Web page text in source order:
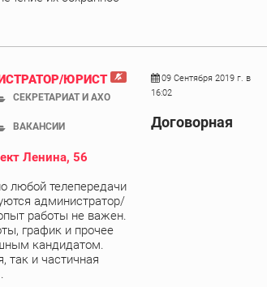
ЮРИСТ
СЕКРЕТАРИАТ И АХО
ВАКАНСИИ
Ленина, 56
любой телепередачи
администратор/
работы не важен.
график и прочее
кандидатом.
так и частичная
09 Сентября 2019 г. в
16:02
Договорная